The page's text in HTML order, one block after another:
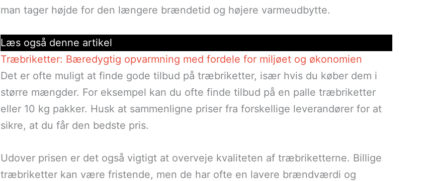
man tager højde for den længere brændetid og højere varmeudbytte.
Læs også denne artikel
Træbriketter: Bæredygtig opvarmning med fordele for miljøet og økonomien
Det er ofte muligt at finde gode tilbud på træbriketter, især hvis du køber dem i
større mængder. For eksempel kan du ofte finde tilbud på en palle træbriketter
eller 10 kg pakker. Husk at sammenligne priser fra forskellige leverandører for at
sikre, at du får den bedste pris.
Udover prisen er det også vigtigt at overveje kvaliteten af træbriketterne. Billige
træbriketter kan være fristende, men de har ofte en lavere brændværdi og